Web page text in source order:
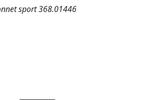
sport 368.01446